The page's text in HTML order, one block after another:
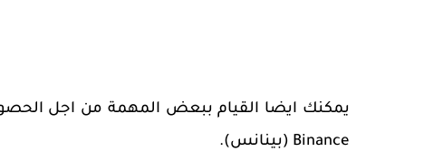
يمكنك ايضا القيام ببعض المهمة من اجل
Binance (بينانس).